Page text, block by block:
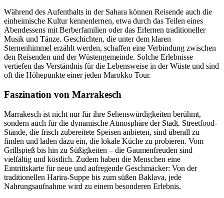
Während des Aufenthalts in der Sahara können Reisende auch die
einheimische Kultur kennenlernen, etwa durch das Teilen eines
Abendessens mit Berberfamilien oder das Erlernen traditioneller
Musik und Tänze. Geschichten, die unter dem klaren
Sternenhimmel erzählt werden, schaffen eine Verbindung zwischen
den Reisenden und der Wüstengemeinde. Solche Erlebnisse
vertiefen das Verständnis für die Lebensweise in der Wüste und sind
oft die Höhepunkte einer jeden Marokko Tour.
Faszination von Marrakesch
Marrakesch ist nicht nur für ihre Sehenswürdigkeiten berühmt,
sondern auch für die dynamische Atmosphäre der Stadt. Streetfood-
Stände, die frisch zubereitete Speisen anbieten, sind überall zu
finden und laden dazu ein, die lokale Küche zu probieren. Vom
Grillspieß bis hin zu Süßigkeiten – die Gaumenfreuden sind
vielfältig und köstlich. Zudem haben die Menschen eine
Eintrittskarte für neue und aufregende Geschmäcker: Von der
traditionellen Harira-Suppe bis zum süßen Baklava, jede
Nahrungsaufnahme wird zu einem besonderen Erlebnis.